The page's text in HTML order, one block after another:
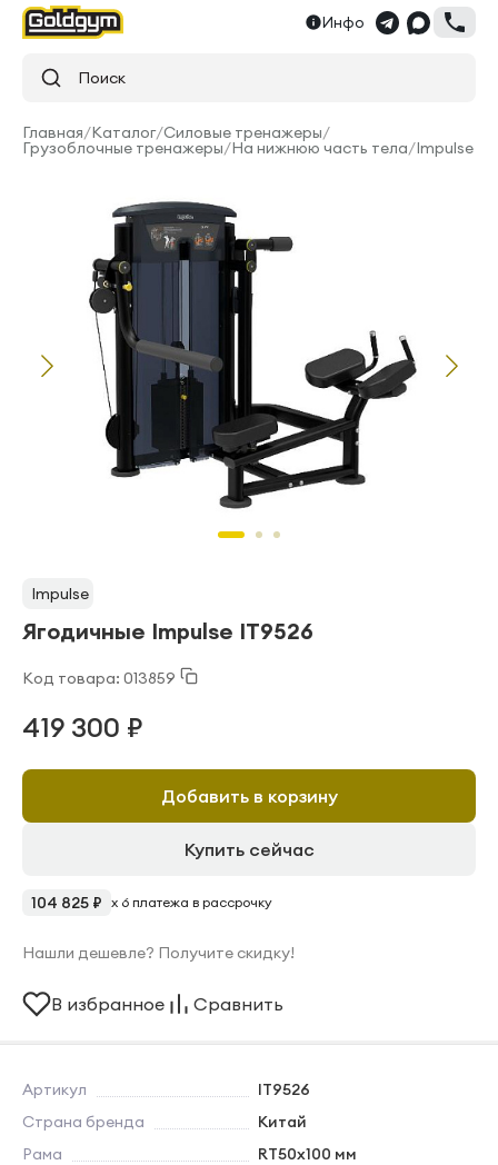
Инфо
Поиск
Главная/Каталог/Силовые тренажеры/
Грузоблочные тренажеры/На нижнюю часть тела/Impulse
Impulse
Ягодичные Impulse IT9526
Код товара: 013859
Артикул
IT9526
Страна бренда
Китай
Рама
RT50х100 мм
419 300 ₽
Добавить в корзину
Купить сейчас
104 825 ₽ x 6 платежа в рассрочку
Нашли дешевле? Получите скидку!
В избранное Сравнить